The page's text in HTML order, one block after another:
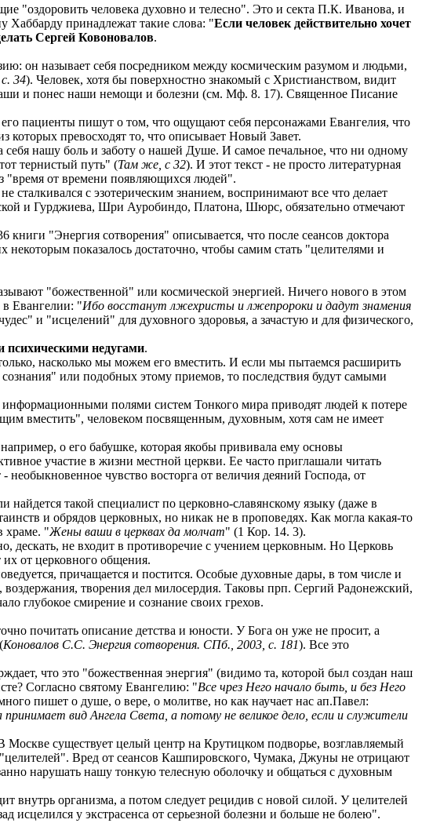
"оздоровить человека духовно и телесно". Это и секта П.К. Иванова, и
Хаббарду принадлежат такие слова: "Если человек действительно хочет
Сергей Ковоновалов.
он называет себя посредником между космическим разумом и людьми,
34). Человек, хотя бы поверхностно знакомый с Христианством, видит
и понес наши немощи и болезни (см. Мф. 8. 17). Священное Писание
пациенты пишут о том, что ощущают себя персонажами Евангелия, что
которых превосходят то, что описывает Новый Завет.
нашу боль и заботу о нашей Душе. И самое печальное, что ни одному
тернистый путь" (Там же, с 32). И этот текст - не просто литературная
"время от времени появляющихся людей".
сталкивался с эзотерическим знанием, воспринимают все что делает
и Гурджиева, Шри Ауробиндо, Платона, Шюрс, обязательно отмечают
книги "Энергия сотворения" описывается, что после сеансов доктора
показалось достаточно, чтобы самим стать "целителями и
"божественной" или космической энергией. Ничего нового в этом
в Евангелии: "Ибо восстанут лжехристы и лжепророки и дадут знамения
и "исцелений" для духовного здоровья, а зачастую и для физического,
недугами.
насколько мы можем его вместить. И если мы пытаемся расширить
или подобных этому приемов, то последствия будут самыми
полями систем Тонкого мира приводят людей к потере
вместить", человеком посвященным, духовным, хотя сам не имеет
о его бабушке, которая якобы прививала ему основы
участие в жизни местной церкви. Ее часто приглашали читать
чувство восторга от величия деяний Господа, от
найдется такой специалист по церковно-славянскому языку (даже в
и обрядов церковных, но никак не в проповедях. Как могла какая-то
храме. "Жены ваши в церквах да молчат" (1 Кор. 14. 3).
дескать, не входит в противоречие с учением церковным. Но Церковь
от церковного общения.
причащается и постится. Особые духовные дары, в том числе и
творения дел милосердия. Таковы прп. Сергий Радонежский,
глубокое смирение и сознание своих грехов.
почитать описание детства и юности. У Бога он уже не просит, а
Коновалов С.С. Энергия сотворения. СПб., 2003, с. 181). Все это
что это "божественная энергия" (видимо та, которой был создан наш
Согласно святому Евангелию: "Все чрез Него начало быть, и без Него
пишет о душе, о вере, о молитве, но как научает нас ап.Павел:
вид Ангела Света, а потому не великое дело, если и служители
существует целый центр на Крутицком подворье, возглавляемый
Вред от сеансов Кашпировского, Чумака, Джуны не отрицают
нарушать нашу тонкую телесную оболочку и общаться с духовным
внутрь организма, а потом следует рецидив с новой силой. У целителей
исцелился у экстрасенса от серьезной болезни и больше не болею".